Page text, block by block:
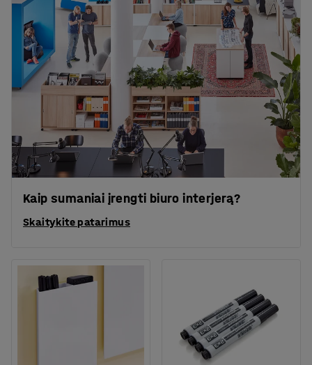
Kaip sumaniai įrengti biuro interjerą?
Skaitykite patarimus